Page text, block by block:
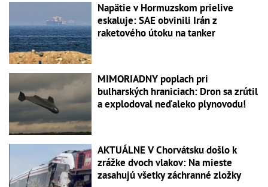
Napätie v Hormuzskom prielive
eskaluje: SAE obvinili Irán z
raketového útoku na tanker
MIMORIADNY poplach pri
bulharských hraniciach: Dron sa zrútil
a explodoval neďaleko plynovodu!
AKTUÁLNE V Chorvátsku došlo k
zrážke dvoch vlakov: Na mieste
zasahujú všetky záchranné zložky